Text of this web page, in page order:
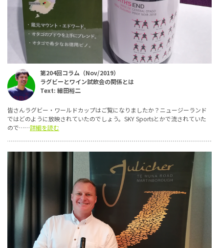
第204回コラム（Nov/2019）
ラグビーとワイン試飲会の関係とは
Text: 細田裕二
皆さんラグビー・ワールドカップはご覧になりましたか？ニュージーランド
ではどのように放映されていたのでしょう。SKY Sportsとかで流されていた
ので……詳細を読む